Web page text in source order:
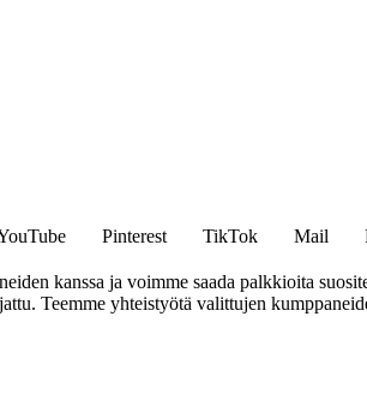
Pinterest TikTok Mail
kanssa ja voimme saada palkkioita
Teemme yhteistyötä valittujen